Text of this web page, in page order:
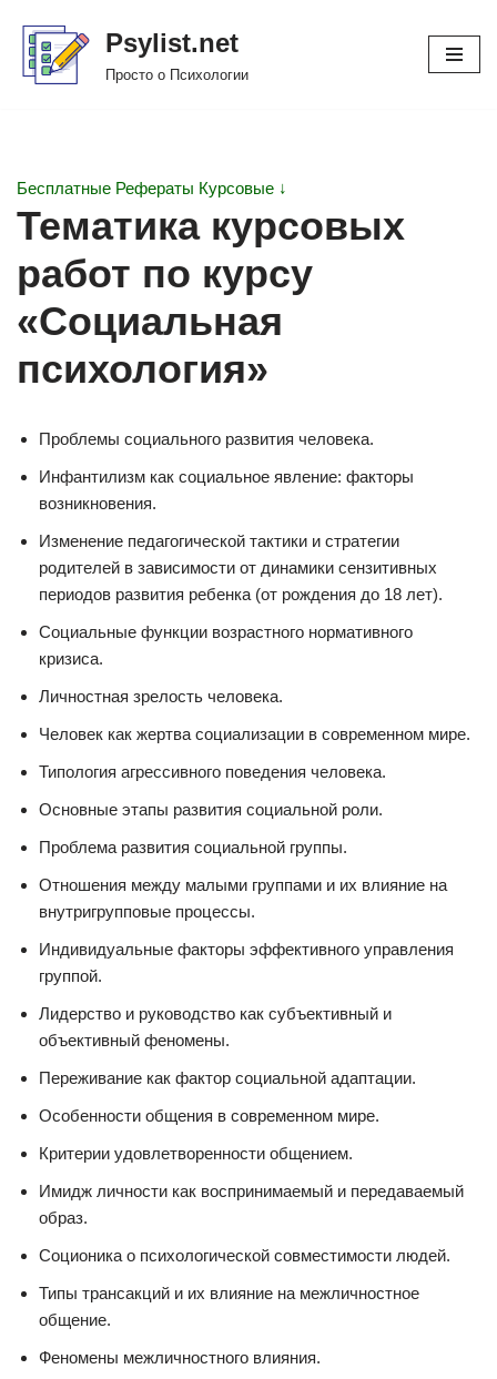
Перейти
Psylist.net
Просто о Психологии
Бесплатные Рефераты Курсовые ↓
Тематика курсовых
работ по курсу
«Социальная
психология»
Проблемы социального развития человека.
Инфантилизм как социальное явление: факторы
возникновения.
Изменение педагогической тактики и стратегии
родителей в зависимости от динамики сензитивных
периодов развития ребенка (от рождения до 18 лет).
Социальные функции возрастного нормативного
кризиса.
Личностная зрелость человека.
Человек как жертва социализации в современном мире.
Типология агрессивного поведения человека.
Основные этапы развития социальной роли.
Проблема развития социальной группы.
Отношения между малыми группами и их влияние на
внутригрупповые процессы.
Индивидуальные факторы эффективного управления
группой.
Лидерство и руководство как субъективный и
объективный феномены.
Переживание как фактор социальной адаптации.
Особенности общения в современном мире.
Критерии удовлетворенности общением.
Имидж личности как воспринимаемый и передаваемый
образ.
Соционика о психологической совместимости людей.
Типы трансакций и их влияние на межличностное
общение.
Феномены межличностного влияния.